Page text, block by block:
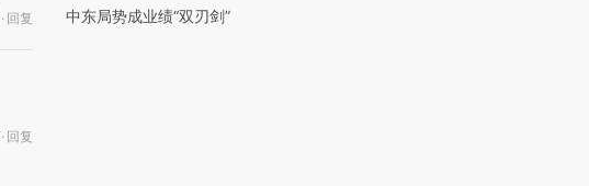
· 回复
· 回复
中东局势成业绩“双刃剑”